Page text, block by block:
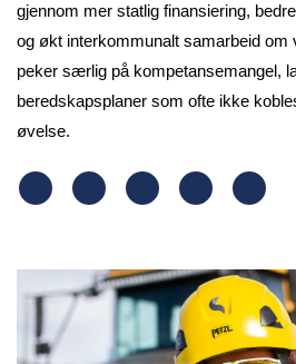
gjennom mer statlig finansiering,
og økt interkommunalt samarbeid om
peker særlig på kompetansemangel,
beredskapsplaner som ofte ikke
øvelse.